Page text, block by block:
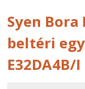
Syen
beltéri
E32DA4B/